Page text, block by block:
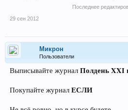
Последнее
29 сен 2012
Микрон
Пользователи
Выписывайте журнал Полдень XXI
Покупайте журнал ЕСЛИ